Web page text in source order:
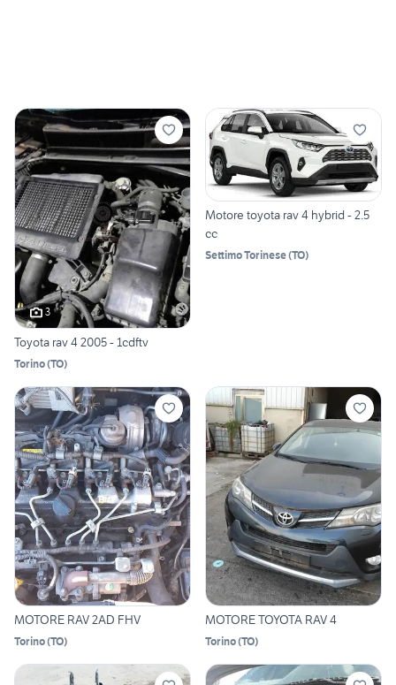
3
Toyota rav 4 2005 - 1cdftv
Torino(TO)
Motore toyota rav 4 hybrid - 2.5
cc
Settimo Torinese(TO)
MOTORE RAV 2AD FHV
Torino(TO)
MOTORE TOYOTA RAV 4
Torino(TO)